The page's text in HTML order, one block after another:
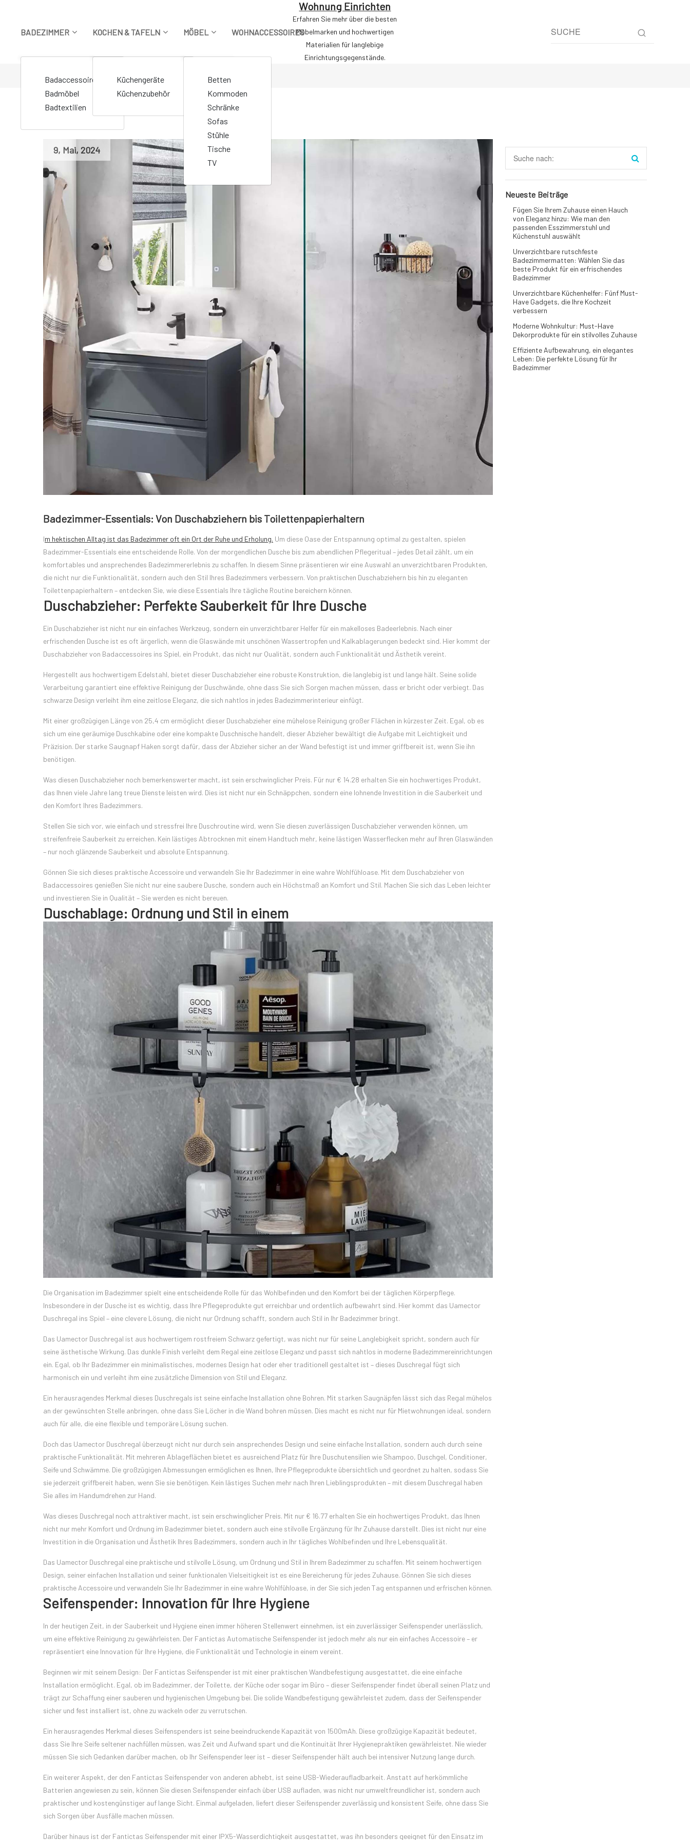
BADEZIMMER
Badaccessoires
Badmöbel
Badtextilien
KOCHEN & TAFELN
Küchengeräte
Küchenzubehör
MÖBEL
Betten
Kommoden
Schränke
Sofas
Stühle
Tische
TV
WOHNACCESSOIRES
Wohnung Einrichten
Erfahren Sie mehr über die besten
Möbelmarken und hochwertigen
Materialien für langlebige
Einrichtungsgegenstände.
STARTSEITE > Markierte Beiträge "Handtuchhalter"
9, Mai, 2024
Badezimmer-Essentials: Von Duschabziehern bis Toilettenpapierhaltern
Im hektischen Alltag ist das Badezimmer oft ein Ort der Ruhe und Erholung. Um diese Oase der Entspannung optimal zu gestalten, spielen
Badezimmer-Essentials eine entscheidende Rolle. Von der morgendlichen Dusche bis zum abendlichen Pflegeritual – jedes Detail zählt, um ein
komfortables und ansprechendes Badezimmererlebnis zu schaffen. In diesem Sinne präsentieren wir eine Auswahl an unverzichtbaren Produkten,
die nicht nur die Funktionalität, sondern auch den Stil Ihres Badezimmers verbessern. Von praktischen Duschabziehern bis hin zu eleganten
Toilettenpapierhaltern – entdecken Sie, wie diese Essentials Ihre tägliche Routine bereichern können.
Duschabzieher: Perfekte Sauberkeit für Ihre Dusche
Ein Duschabzieher ist nicht nur ein einfaches Werkzeug, sondern ein unverzichtbarer Helfer für ein makelloses Badeerlebnis. Nach einer
erfrischenden Dusche ist es oft ärgerlich, wenn die Glaswände mit unschönen Wassertropfen und Kalkablagerungen bedeckt sind. Hier kommt der
Duschabzieher von Badaccessoires ins Spiel, ein Produkt, das nicht nur Qualität, sondern auch Funktionalität und Ästhetik vereint.
Hergestellt aus hochwertigem Edelstahl, bietet dieser Duschabzieher eine robuste Konstruktion, die langlebig ist und lange hält. Seine solide
Verarbeitung garantiert eine effektive Reinigung der Duschwände, ohne dass Sie sich Sorgen machen müssen, dass er bricht oder verbiegt. Das
schwarze Design verleiht ihm eine zeitlose Eleganz, die sich nahtlos in jedes Badezimmerinterieur einfügt.
Mit einer großzügigen Länge von 25,4 cm ermöglicht dieser Duschabzieher eine mühelose Reinigung großer Flächen in kürzester Zeit. Egal, ob es
sich um eine geräumige Duschkabine oder eine kompakte Duschnische handelt, dieser Abzieher bewältigt die Aufgabe mit Leichtigkeit und
Präzision. Der starke Saugnapf Haken sorgt dafür, dass der Abzieher sicher an der Wand befestigt ist und immer griffbereit ist, wenn Sie ihn
benötigen.
Was diesen Duschabzieher noch bemerkenswerter macht, ist sein erschwinglicher Preis. Für nur € 14.28 erhalten Sie ein hochwertiges Produkt,
das Ihnen viele Jahre lang treue Dienste leisten wird. Dies ist nicht nur ein Schnäppchen, sondern eine lohnende Investition in die Sauberkeit und
den Komfort Ihres Badezimmers.
Stellen Sie sich vor, wie einfach und stressfrei Ihre Duschroutine wird, wenn Sie diesen zuverlässigen Duschabzieher verwenden können, um
streifenfreie Sauberkeit zu erreichen. Kein lästiges Abtrocknen mit einem Handtuch mehr, keine lästigen Wasserflecken mehr auf Ihren Glaswänden
– nur noch glänzende Sauberkeit und absolute Entspannung.
Gönnen Sie sich dieses praktische Accessoire und verwandeln Sie Ihr Badezimmer in eine wahre Wohlfühloase. Mit dem Duschabzieher von
Badaccessoires genießen Sie nicht nur eine saubere Dusche, sondern auch ein Höchstmaß an Komfort und Stil. Machen Sie sich das Leben leichter
und investieren Sie in Qualität – Sie werden es nicht bereuen.
Duschablage: Ordnung und Stil in einem
Die Organisation im Badezimmer spielt eine entscheidende Rolle für das Wohlbefinden und den Komfort bei der täglichen Körperpflege.
Insbesondere in der Dusche ist es wichtig, dass Ihre Pflegeprodukte gut erreichbar und ordentlich aufbewahrt sind. Hier kommt das Uamector
Duschregal ins Spiel – eine clevere Lösung, die nicht nur Ordnung schafft, sondern auch Stil in Ihr Badezimmer bringt.
Das Uamector Duschregal ist aus hochwertigem rostfreiem Schwarz gefertigt, was nicht nur für seine Langlebigkeit spricht, sondern auch für
seine ästhetische Wirkung. Das dunkle Finish verleiht dem Regal eine zeitlose Eleganz und passt sich nahtlos in moderne Badezimmereinrichtungen
ein. Egal, ob Ihr Badezimmer ein minimalistisches, modernes Design hat oder eher traditionell gestaltet ist – dieses Duschregal fügt sich
harmonisch ein und verleiht ihm eine zusätzliche Dimension von Stil und Eleganz.
Ein herausragendes Merkmal dieses Duschregals ist seine einfache Installation ohne Bohren. Mit starken Saugnäpfen lässt sich das Regal mühelos
an der gewünschten Stelle anbringen, ohne dass Sie Löcher in die Wand bohren müssen. Dies macht es nicht nur für Mietwohnungen ideal, sondern
auch für alle, die eine flexible und temporäre Lösung suchen.
Doch das Uamector Duschregal überzeugt nicht nur durch sein ansprechendes Design und seine einfache Installation, sondern auch durch seine
praktische Funktionalität. Mit mehreren Ablageflächen bietet es ausreichend Platz für Ihre Duschutensilien wie Shampoo, Duschgel, Conditioner,
Seife und Schwämme. Die großzügigen Abmessungen ermöglichen es Ihnen, Ihre Pflegeprodukte übersichtlich und geordnet zu halten, sodass Sie
sie jederzeit griffbereit haben, wenn Sie sie benötigen. Kein lästiges Suchen mehr nach Ihren Lieblingsprodukten – mit diesem Duschregal haben
Sie alles im Handumdrehen zur Hand.
Was dieses Duschregal noch attraktiver macht, ist sein erschwinglicher Preis. Mit nur € 16.77 erhalten Sie ein hochwertiges Produkt, das Ihnen
nicht nur mehr Komfort und Ordnung im Badezimmer bietet, sondern auch eine stilvolle Ergänzung für Ihr Zuhause darstellt. Dies ist nicht nur eine
Investition in die Organisation und Ästhetik Ihres Badezimmers, sondern auch in Ihr tägliches Wohlbefinden und Ihre Lebensqualität.
Das Uamector Duschregal eine praktische und stilvolle Lösung, um Ordnung und Stil in Ihrem Badezimmer zu schaffen. Mit seinem hochwertigen
Design, seiner einfachen Installation und seiner funktionalen Vielseitigkeit ist es eine Bereicherung für jedes Zuhause. Gönnen Sie sich dieses
praktische Accessoire und verwandeln Sie Ihr Badezimmer in eine wahre Wohlfühloase, in der Sie sich jeden Tag entspannen und erfrischen können.
Seifenspender: Innovation für Ihre Hygiene
In der heutigen Zeit, in der Sauberkeit und Hygiene einen immer höheren Stellenwert einnehmen, ist ein zuverlässiger Seifenspender unerlässlich,
um eine effektive Reinigung zu gewährleisten. Der Fantictas Automatische Seifenspender ist jedoch mehr als nur ein einfaches Accessoire – er
repräsentiert eine Innovation für Ihre Hygiene, die Funktionalität und Technologie in einem vereint.
Beginnen wir mit seinem Design: Der Fantictas Seifenspender ist mit einer praktischen Wandbefestigung ausgestattet, die eine einfache
Installation ermöglicht. Egal, ob im Badezimmer, der Toilette, der Küche oder sogar im Büro – dieser Seifenspender findet überall seinen Platz und
trägt zur Schaffung einer sauberen und hygienischen Umgebung bei. Die solide Wandbefestigung gewährleistet zudem, dass der Seifenspender
sicher und fest installiert ist, ohne zu wackeln oder zu verrutschen.
Ein herausragendes Merkmal dieses Seifenspenders ist seine beeindruckende Kapazität von 1500mAh. Diese großzügige Kapazität bedeutet,
dass Sie Ihre Seife seltener nachfüllen müssen, was Zeit und Aufwand spart und die Kontinuität Ihrer Hygienepraktiken gewährleistet. Nie wieder
müssen Sie sich Gedanken darüber machen, ob Ihr Seifenspender leer ist – dieser Seifenspender hält auch bei intensiver Nutzung lange durch.
Ein weiterer Aspekt, der den Fantictas Seifenspender von anderen abhebt, ist seine USB-Wiederaufladbarkeit. Anstatt auf herkömmliche
Batterien angewiesen zu sein, können Sie diesen Seifenspender einfach über USB aufladen, was nicht nur umweltfreundlicher ist, sondern auch
praktischer und kostengünstiger auf lange Sicht. Einmal aufgeladen, liefert dieser Seifenspender zuverlässig und konsistent Seife, ohne dass Sie
sich Sorgen über Ausfälle machen müssen.
Darüber hinaus ist der Fantictas Seifenspender mit einer IPX5-Wasserdichtigkeit ausgestattet, was ihn besonders geeignet für den Einsatz im
Neueste Beiträge
Fügen Sie Ihrem Zuhause einen Hauch
von Eleganz hinzu: Wie man den
passenden Esszimmerstuhl und
Küchenstuhl auswählt
Unverzichtbare rutschfeste
Badezimmermatten: Wählen Sie das
beste Produkt für ein erfrischendes
Badezimmer
Unverzichtbare Küchenhelfer: Fünf Must-
Have Gadgets, die Ihre Kochzeit
verbessern
Moderne Wohnkultur: Must-Have
Dekorprodukte für ein stilvolles Zuhause
Effiziente Aufbewahrung, ein elegantes
Leben: Die perfekte Lösung für Ihr
Badezimmer